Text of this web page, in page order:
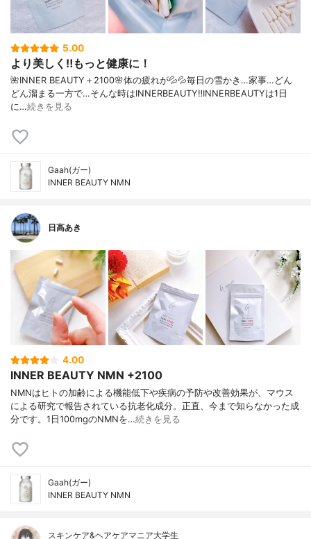
5.00
より美しく‼️もっと健康に！
🌺INNER BEAUTY＋2100🌸体の疲れが💦💦毎日の雪かき…家事…どん
どん溜まる一方で…そんな時はINNERBEAUTY‼️INNERBEAUTYは1日
に…続きを見る
Gaah(ガー)
INNER BEAUTY NMN
日高あき
4.00
INNER BEAUTY NMN +2100
NMNはヒトの加齢による機能低下や疾病の予防や改善効果が、マウス
による研究で報告されている抗老化成分。正直、今まで知らなかった成
分です。1日100mgのNMNを…続きを見る
Gaah(ガー)
INNER BEAUTY NMN
スキンケア&ヘアケアマニア大学生